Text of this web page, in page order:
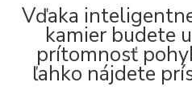
Vďaka
kamier budete
prítomnosť
ľahko nájdete